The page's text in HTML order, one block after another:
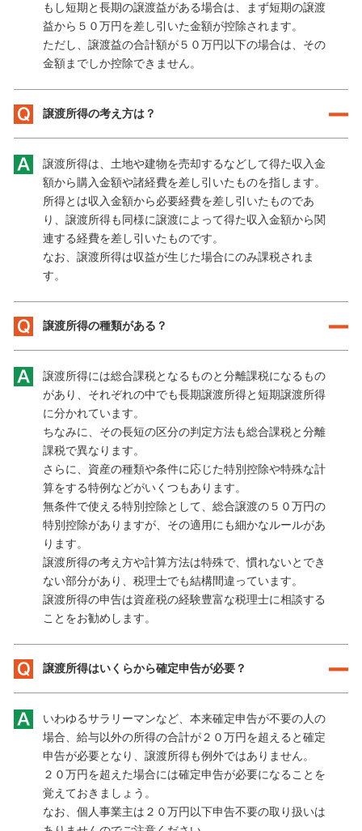
もし短期と長期の譲渡益がある場合は、まず短期の譲渡
益から５０万円を差し引いた金額が控除されます。
ただし、譲渡益の合計額が５０万円以下の場合は、その
金額までしか控除できません。
譲渡所得の考え方は？
譲渡所得は、土地や建物を売却するなどして得た収入金
額から購入金額や諸経費を差し引いたものを指します。
所得とは収入金額から必要経費を差し引いたものであ
り、譲渡所得も同様に譲渡によって得た収入金額から関
連する経費を差し引いたものです。
なお、譲渡所得は収益が生じた場合にのみ課税されま
す。
譲渡所得の種類がある？
譲渡所得には総合課税となるものと分離課税になるもの
があり、それぞれの中でも長期譲渡所得と短期譲渡所得
に分かれています。
ちなみに、その長短の区分の判定方法も総合課税と分離
課税で異なります。
さらに、資産の種類や条件に応じた特別控除や特殊な計
算をする特例などがいくつもあります。
無条件で使える特別控除として、総合譲渡の５０万円の
特別控除がありますが、その適用にも細かなルールがあ
ります。
譲渡所得の考え方や計算方法は特殊で、慣れないとでき
ない部分があり、税理士でも結構間違っています。
譲渡所得の申告は資産税の経験豊富な税理士に相談する
ことをお勧めします。
譲渡所得はいくらから確定申告が必要？
いわゆるサラリーマンなど、本来確定申告が不要の人の
場合、給与以外の所得の合計が２０万円を超えると確定
申告が必要となり、譲渡所得も例外ではありません。
２０万円を超えた場合には確定申告が必要になることを
覚えておきましょう。
なお、個人事業主は２０万円以下申告不要の取り扱いは